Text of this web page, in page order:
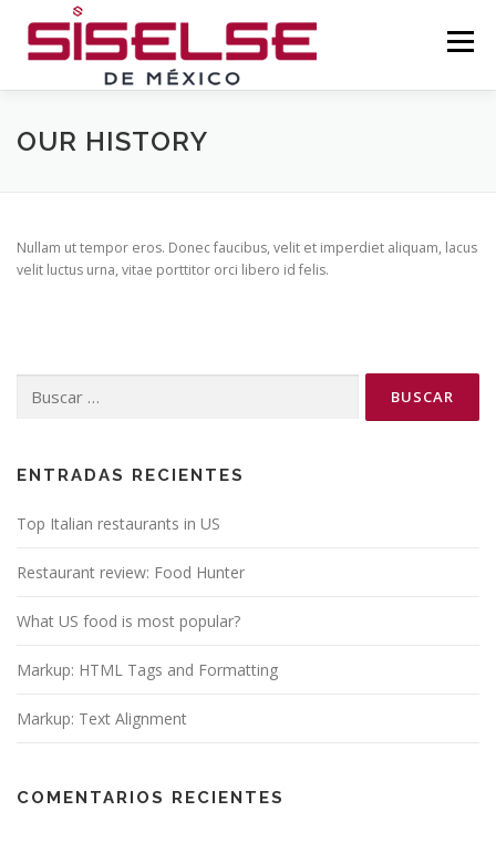
contenido
Menú
NOSOTROS UNIDADES DE NEGOCIO
OUR HISTORY
Nullam ut tempor eros. Donec faucibus, velit et imperdiet aliquam, lacus
velit luctus urna, vitae porttitor orci libero id felis.
ENTRADAS RECIENTES
Top Italian restaurants in US
Restaurant review: Food Hunter
What US food is most popular?
Markup: HTML Tags and Formatting
Markup: Text Alignment
COMENTARIOS RECIENTES